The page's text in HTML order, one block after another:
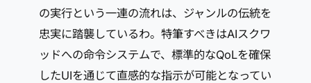
の実行という一連の流れは、ジャンルの伝統を
忠実に踏襲しているわ。特筆すべきはAIスクワ
ッドへの命令システムで、標準的なQoLを確保
したUIを通じて直感的な指示が可能となってい